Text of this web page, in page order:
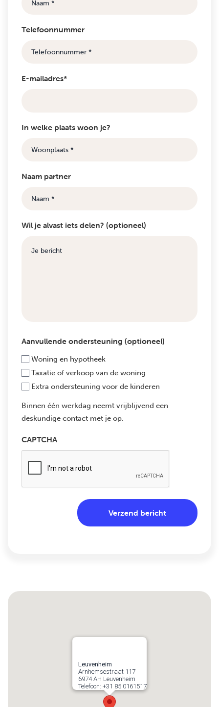
Telefoonnummer
E-mailadres*
In welke plaats woon je?
Naam partner
Wil je alvast iets delen? (optioneel)
Aanvullende ondersteuning (optioneel)
Woning en hypotheek
Taxatie of verkoop van de woning
Extra ondersteuning voor de kinderen
Binnen één werkdag neemt vrijblijvend een
deskundige contact met je op.
CAPTCHA
Leuvenheim
Arnhemsestraat 117
6974 AH Leuvenheim
Telefoon: +31 85 0161517